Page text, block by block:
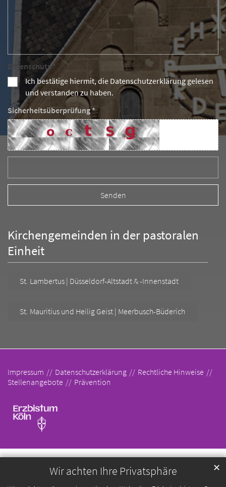
Wir achten Ihre Privatsphäre ✕
Datenschutz *
Ich bestätige hiermit, die Datenschutzerklärung gelesen
und verstanden zu haben.
Sicherheitsüberprüfung *
Kirchengemeinden in der pastoralen
Einheit
St. Lambertus | Düsseldorf-Altstadt & -Innenstadt
St. Mauritius und Heilig Geist | Meerbusch-Büderich
Impressum Datenschutzerklärung
Rechtliche Hinweise
Stellenangebote
Prävention